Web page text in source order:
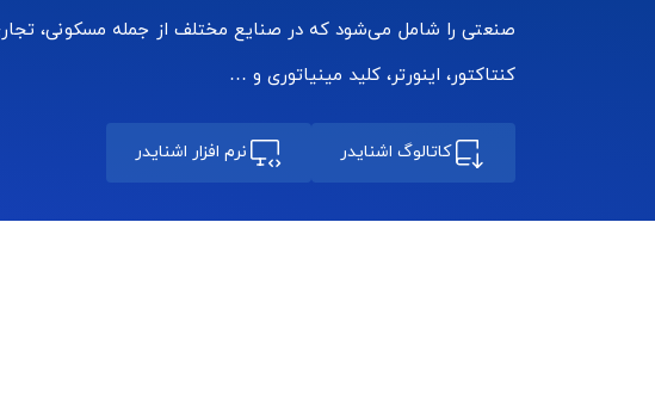
صنعتی را شامل می‌شود که در صنایع مختلف از جمله مسکونی،
کنتاکتور، اینورتر، کلید مینیاتوری و …
کاتالوگ اشنایدر نرم افزار اشنایدر